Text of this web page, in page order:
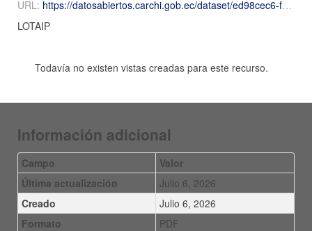
URL: https://datosabiertos.carchi.gob.ec/dataset/ed98cec6-f8d9-4009-9f31-8c16a7c519d4/resource/f3355743-92ad-43ca-8aaa-9a89f6836037/download/2026-Mayo-Numeral-17-17metadatos-mayo.csv.pdf
LOTAIP
Todavía no existen vistas creadas para este recurso.
Información adicional
Campo
Valor
Última actualización
Julio 6, 2026
Creado
Julio 6, 2026
Formato
PDF